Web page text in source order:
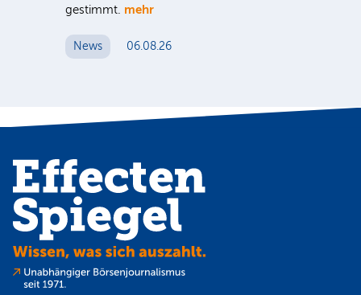
gestimmt. mehr
News 06.08.26